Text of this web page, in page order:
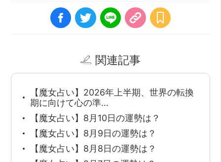
関連記事
【魔女占い】2026年上半期、世界の転換
期に向けて心の準…
【魔女占い】8月10日の運勢は？
【魔女占い】8月9日の運勢は？
【魔女占い】8月8日の運勢は？